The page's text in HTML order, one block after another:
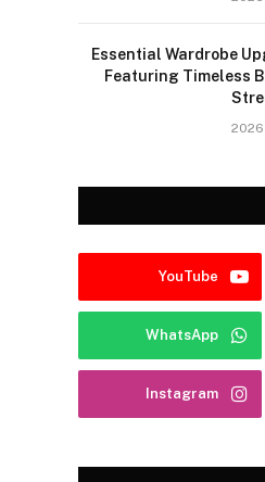
Essential Wardrobe
Featuring Timeless
YouTube
WhatsApp
Instagram